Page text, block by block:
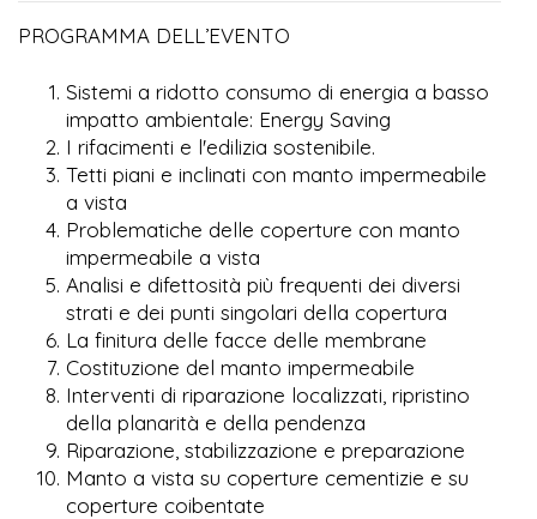
PROGRAMMA DELL’EVENTO
Sistemi a ridotto consumo di energia a basso
impatto ambientale: Energy Saving
I rifacimenti e l'edilizia sostenibile.
Tetti piani e inclinati con manto impermeabile
a vista
Problematiche delle coperture con manto
impermeabile a vista
Analisi e difettosità più frequenti dei diversi
strati e dei punti singolari della copertura
La finitura delle facce delle membrane
Costituzione del manto impermeabile
Interventi di riparazione localizzati, ripristino
della planarità e della pendenza
Riparazione, stabilizzazione e preparazione
Manto a vista su coperture cementizie e su
coperture coibentate